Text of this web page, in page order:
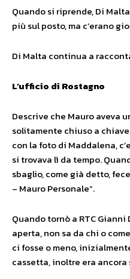
Quando si riprende, Di
più sul posto, ma c’erano
Di Malta continua a
L’ufficio di Rostagno
Descrive che Mauro aveva
solitamente chiuso a
con la foto di Maddalena,
si trovava lì da tempo.
sbaglio, come già detto,
– Mauro Personale”.
Quando tornò a RTC
aperta, non sa da chi o
ci fosse o meno,
cassetta, inoltre era ancora